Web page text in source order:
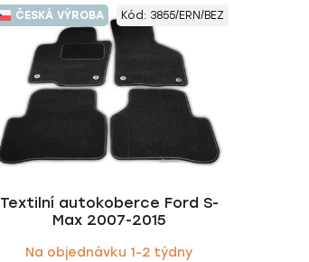
ČESKÁ VÝROBA
Textilní autokoberce Ford S-
Max 2007-2015
Na objednávku 1-2 týdny
Kód: 3855/ERN/BEZ